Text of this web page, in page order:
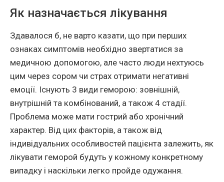
Як назначається лікування
Здавалося б, не варто казати, що при перших
ознаках симптомів необхідно звертатися за
медичною допомогою, але часто люди нехтуюсь
цим через сором чи страх отримати негативні
емоції. Існують 3 види геморою: зовнішній,
внутрішній та комбінований, а також 4 стадії.
Проблема може мати гострий або хронічний
характер. Від цих факторів, а також від
індивідуальних особливостей пацієнта залежить, як
лікувати геморой будуть у кожному конкретному
випадку і наскільки легко пройде одужання.